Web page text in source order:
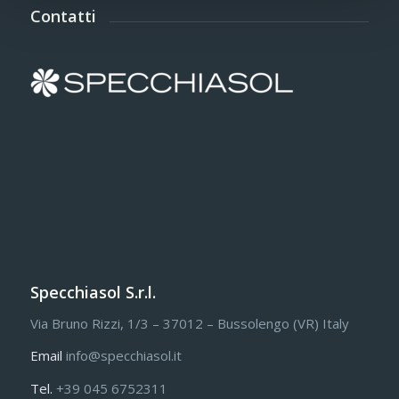
Contatti
Specchiasol S.r.l.
Via Bruno Rizzi, 1/3 – 37012 – Bussolengo (VR) Italy
Email info@specchiasol.it
Tel. +39 045 6752311